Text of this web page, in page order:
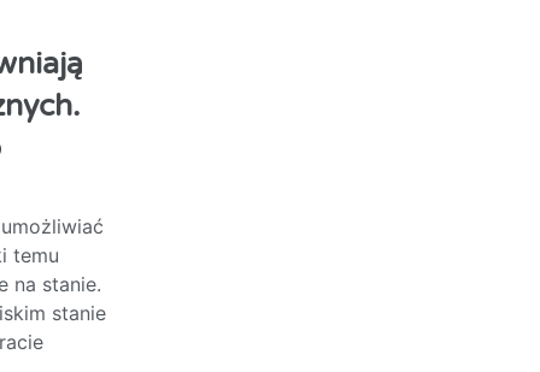
temu
na stanie.
stanie